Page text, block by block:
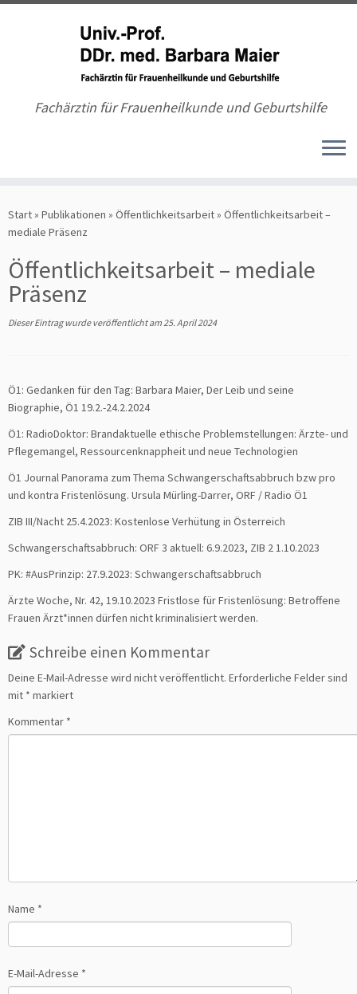
Inhalt
springen
Fachärztin für Frauenheilkunde und Geburtshilfe
Start» Publikationen » Öffentlichkeitsarbeit» Öffentlichkeitsarbeit –
mediale Präsenz
Öffentlichkeitsarbeit – mediale
Präsenz
Dieser Eintrag wurde veröffentlicht am25. April 2024
Ö1: Gedanken für den Tag: Barbara Maier, Der Leib und seine
Biographie, Ö1 19.2.-24.2.2024
Ö1: RadioDoktor: Brandaktuelle ethische Problemstellungen: Ärzte- und
Pflegemangel, Ressourcenknappheit und neue Technologien
Ö1 Journal Panorama zum Thema Schwangerschaftsabbruch bzw pro
und kontra Fristenlösung. Ursula Mürling-Darrer, ORF / Radio Ö1
ZIB III/Nacht 25.4.2023: Kostenlose Verhütung in Österreich
Schwangerschaftsabbruch: ORF 3 aktuell: 6.9.2023, ZIB 2 1.10.2023
PK: #AusPrinzip: 27.9.2023: Schwangerschaftsabbruch
Ärzte Woche, Nr. 42, 19.10.2023 Fristlose für Fristenlösung: Betroffene
Frauen Ärzt*innen dürfen nicht kriminalisiert werden.
Schreibe einen Kommentar
Deine E-Mail-Adresse wird nicht veröffentlicht. Erforderliche Felder sind
mit * markiert
Kommentar *
Name *
E-Mail-Adresse *